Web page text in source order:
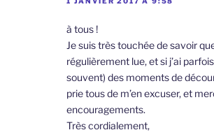
à tous !
Je suis très touchée de savoir
régulièrement lue, et si j’ai
souvent) des moments de
prie tous de m’en excuser, et
encouragements.
Très cordialement,